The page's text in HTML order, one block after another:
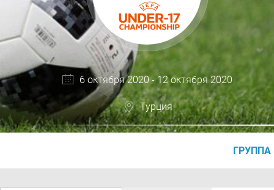
6 октября 2020 - 12 октября 2020
Турция
ГРУППА